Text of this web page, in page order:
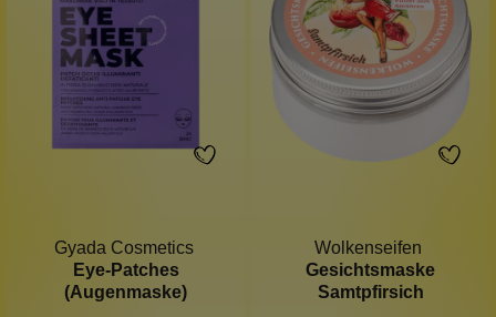
Gyada Cosmetics
Eye-Patches
(Augenmaske)
Wolkenseifen
Gesichtsmaske
Samtpfirsich